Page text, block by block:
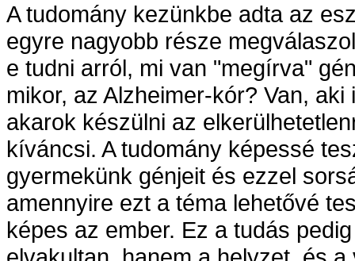
A tudomány kezünkbe adta az
egyre nagyobb része
e tudni arról, mi van "megírva"
mikor, az Alzheimer-kór? Van,
akarok készülni az
kíváncsi. A tudomány képessé
gyermekünk génjeit és ezzel
amennyire ezt a téma lehetővé
képes az ember. Ez a tudás